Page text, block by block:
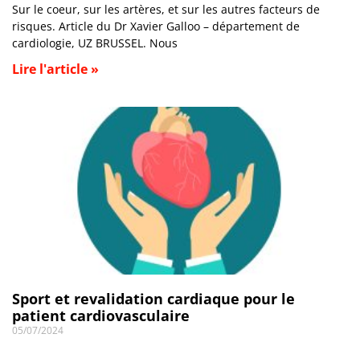
Sur le coeur, sur les artères, et sur les autres facteurs de
risques. Article du Dr Xavier Galloo – département de
cardiologie, UZ BRUSSEL. Nous
Lire l'article »
Sport et revalidation cardiaque pour le
patient cardiovasculaire
05/07/2024